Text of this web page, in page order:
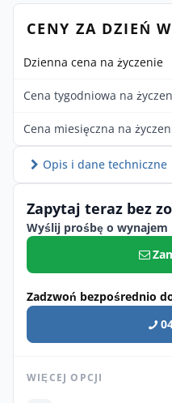
CENY ZA DZIEŃ
Dzienna cena na życzenie
Cena tygodniowa na
Cena miesięczna na
Opis i dane techniczne
Zapytaj teraz bez
Wyślij prośbę o wynajem
Zadzwoń bezpośrednio
WIĘCEJ OPCJI